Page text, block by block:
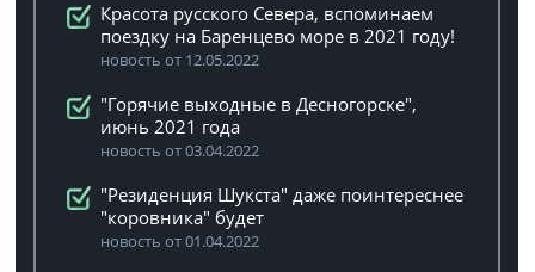
Красота русского Севера, вспоминаем
поездку на Баренцево море в 2021 году!
новость от 12.05.2022
"Горячие выходные в Десногорске",
июнь 2021 года
новость от 03.04.2022
"Резиденция Шукста" даже поинтереснее
"коровника" будет
новость от 01.04.2022